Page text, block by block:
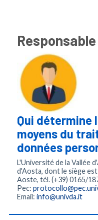
Qui détermine
moyens du
données
L'Université de la Vallée
d'Aosta, dont le siège
Aoste, tél. (+39) 0165/
Pec:
Email: info@univda.it